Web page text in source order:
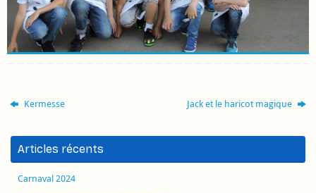
Kermesse Jack et le haricot magique
Articles récents
Carnaval 2024